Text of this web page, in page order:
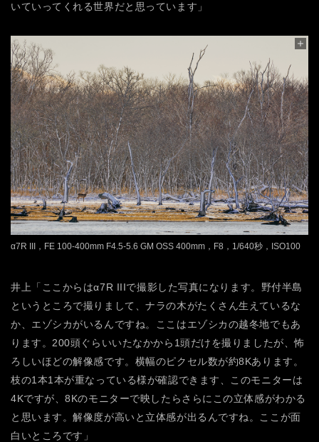
いていってくれる世界だと思っています」
α7R III，FE 100-400mm F4.5-5.6 GM OSS 400mm，F8，1/640秒，ISO100
井上「ここからはα7R IIIで撮影した写真になります。野付半島
というところで撮りまして、ナラの木がたくさん生えているな
か、エゾシカがいるんですね。ここはエゾシカの越冬地でもあ
ります。200頭ぐらいいたなかから1頭だけを撮りましたが、怖
ろしいほどの解像感です。横幅のピクセル数が約8Kあります。
枝の1本1本が重なっている様が確認できます、このモニターは
4Kですが、8Kのモニターで映したらさらにこの立体感がわかる
と思います。解像度が高いと立体感が出るんですね。ここが面
白いところです」